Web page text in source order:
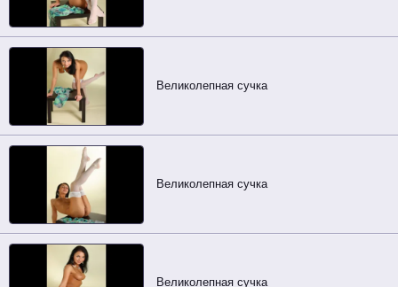
Великолепная сучка
Великолепная сучка
Великолепная сучка